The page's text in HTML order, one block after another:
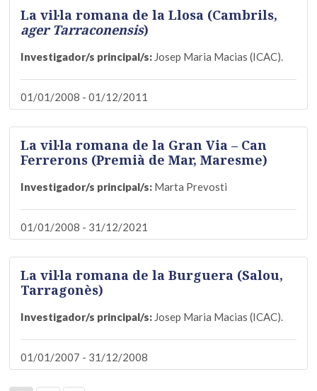
La vil·la romana de la Llosa (Cambrils,
ager Tarraconensis)
Investigador/s principal/s: Josep Maria Macias (ICAC).
01/01/2008 - 01/12/2011
La vil·la romana de la Gran Via – Can
Ferrerons (Premià de Mar, Maresme)
Investigador/s principal/s: Marta Prevosti
01/01/2008 - 31/12/2021
La vil·la romana de la Burguera (Salou,
Tarragonès)
Investigador/s principal/s: Josep Maria Macias (ICAC).
01/01/2007 - 31/12/2008